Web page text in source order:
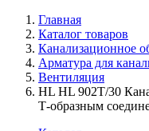
Главная
Каталог товаров
Канализационное
Арматура для
Вентиляция
HL HL 902T/30
Т-образным